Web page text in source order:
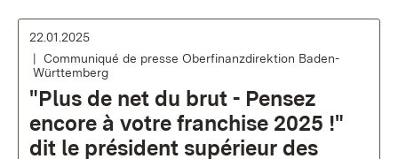
22.01.2025
Communiqué de presse Oberfinanzdirektion Baden-
Württemberg
"Plus de net du brut - Pensez
encore à votre franchise 2025 !"
dit le président supérieur des